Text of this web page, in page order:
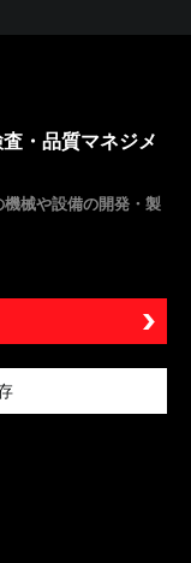
・品質マネジメ
械や設備の開発・製